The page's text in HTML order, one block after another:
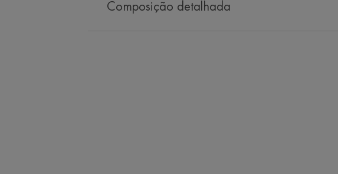
Composição detalhada